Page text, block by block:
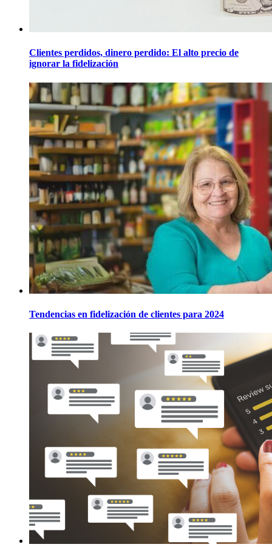
Clientes perdidos, dinero perdido: El alto precio de
ignorar la fidelización
Tendencias en fidelización de clientes para 2024